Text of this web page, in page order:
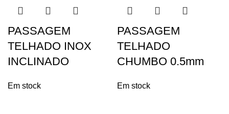
PASSAGEM
TELHADO INOX
INCLINADO
Em stock
PASSAGEM
TELHADO
CHUMBO 0.5mm
Em stock